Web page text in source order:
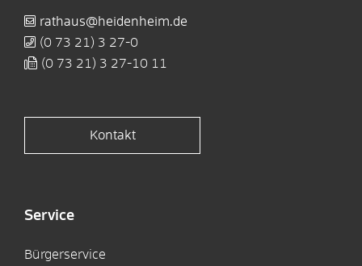
rathaus@heidenheim.de
(0 73 21) 3 27-0
(0 73 21) 3 27-10 11
Kontakt
Service
Bürgerservice